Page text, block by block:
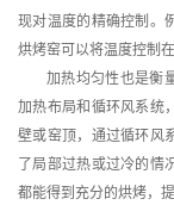
现对温度的精确控制。
烘烤窑可以将温度控制
加热均匀性也是衡
加热布局和循环风系统
壁或窑顶，通过循环风
了局部过热或过冷的
都能得到充分的烘烤，